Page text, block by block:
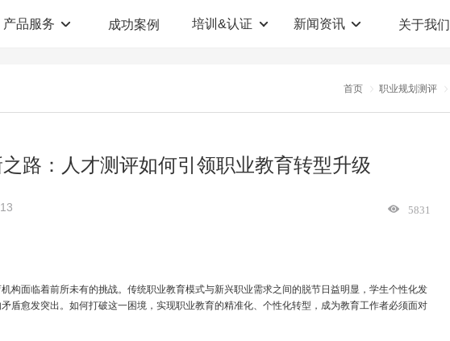
估
企业管理咨询
产品服务
力测评
工具
人啊人测评云系统
成功案例 培训&认证 新闻资讯 关于我们
首页 职业规划测评
路：人才测评如何引领职业教育转型升级
5831
构面临着前所未有的挑战。传统职业教育模式与新兴职业需求之间的脱节日益明显，学生个性化发
盾愈发突出。如何打破这一困境，实现职业教育的精准化、个性化转型，成为教育工作者必须面对